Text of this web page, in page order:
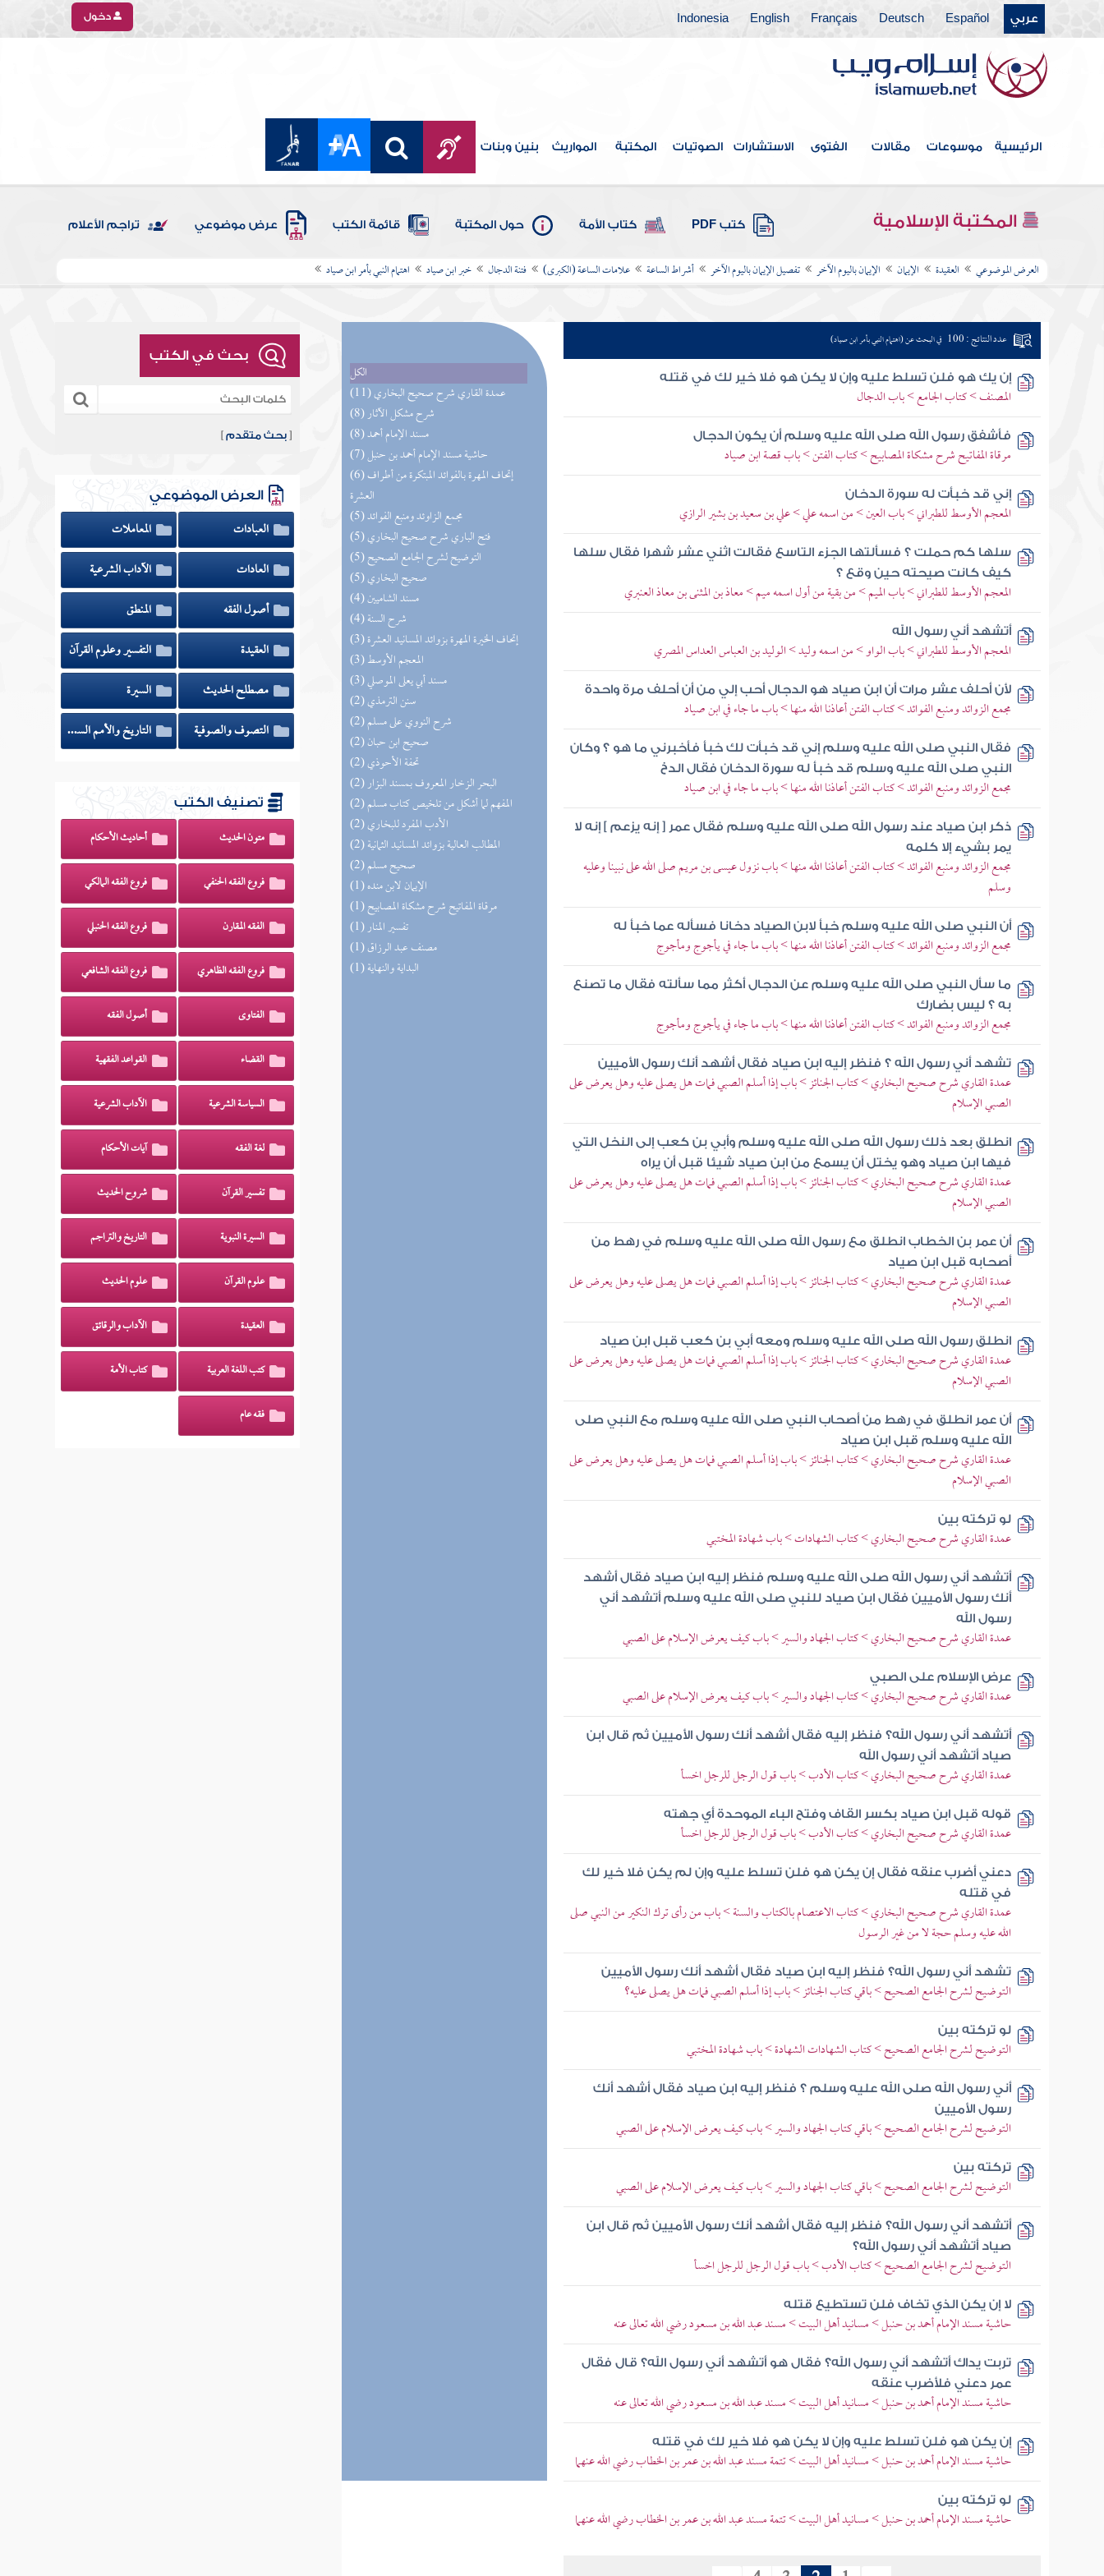
عربي Español
Deutsch
Français
English
Indonesia دخول
الرئيسية موسوعات مقالات الفتوى الاستشارات الصوتيات المكتبة المواريث بنين وبنات
المكتبة الإسلامية كتب PDF كتاب الأمة حول المكتبة قائمة الكتب عرض موضوعي تراجم الأعلام
العرض الموضوعي العقيدة الإيمان الإيمان باليوم الآخر تفصيل الإيمان باليوم الآخر أشراط الساعة علامات الساعة (الكبرى) فتنة الدجال خبر ابن صياد اهتمام النبي بأمر ابن صياد
الكل
(11) عمدة القاري شرح صحيح البخاري
(8) شرح مشكل الآثار
(8) مسند الإمام أحمد
(7) حاشية مسند الإمام أحمد بن حنبل
(6) إتحاف المهرة بالفوائد المبتكرة من أطراف
العشرة
(5) مجمع الزاوئد ومنبع الفوائد
(5) فتح الباري شرح صحيح البخاري
(5) التوضيح لشرح الجامع الصحيح
(5) صحيح البخاري
(4) مسند الشاميين
(4) شرح السنة
(3) إتحاف الخيرة المهرة بزوائد المسانيد العشرة
(3) المعجم الأوسط
(3) مسند أبي يعلى الموصلي
(2) سنن الترمذي
(2) شرح النووي على مسلم
(2) صحيح ابن حبان
(2) تحفة الأحوذي
(2) البحر الزخار المعروف بمسند البزار
(2) المفهم لما أشكل من تلخيص كتاب مسلم
(2) الأدب المفرد للبخاري
(2) المطالب العالية بزوائد المسانيد الثمانية
(2) صحيح مسلم
(1) الإيمان لابن منده
(1) مرقاة المفاتيح شرح مشكاة المصابيح
(1) تفسير المنار
(1) مصنف عبد الرزاق
(1) البداية والنهاية
عدد النتائج : 100 في البحث عن (اهتمام النبي بأمر ابن صياد)
إن يك هو فلن تسلط عليه وإن لا يكن هو فلا خير لك في قتله
المصنف > كتاب الجامع > باب الدجال
فأشفق رسول الله صلى الله عليه وسلم أن يكون الدجال
مرقاة المفاتيح شرح مشكاة المصابيح > كتاب الفتن > باب قصة ابن صياد
إني قد خبأت له سورة الدخان
المعجم الأوسط للطبراني > باب العين > من اسمه علي > علي بن سعيد بن بشير الرازي
سلها كم حملت ؟ فسألتها الجزء التاسع فقالت اثني عشر شهرا فقال سلها
كيف كانت صيحته حين وقع ؟
المعجم الأوسط للطبراني > باب الميم > من بقية من أول اسمه ميم > معاذ بن المثنى بن معاذ العنبري
أتشهد أني رسول الله
المعجم الأوسط للطبراني > باب الواو > من اسمه وليد > الوليد بن العباس العداس المصري
لأن أحلف عشر مرات أن ابن صياد هو الدجال أحب إلي من أن أحلف مرة واحدة
مجمع الزوائد ومنبع الفوائد > كتاب الفتن أعاذنا الله منها > باب ما جاء في ابن صياد
فقال النبي صلى الله عليه وسلم إني قد خبأت لك خبأ فأخبرني ما هو ؟ وكان
النبي صلى الله عليه وسلم قد خبأ له سورة الدخان فقال الدخ
مجمع الزوائد ومنبع الفوائد > كتاب الفتن أعاذنا الله منها > باب ما جاء في ابن صياد
ذكر ابن صياد عند رسول الله صلى الله عليه وسلم فقال عمر [ إنه يزعم ] إنه لا
يمر بشيء إلا كلمه
مجمع الزوائد ومنبع الفوائد > كتاب الفتن أعاذنا الله منها > باب نزول عيسى بن مريم صلى الله على نبينا وعليه
وسلم
أن النبي صلى الله عليه وسلم خبأ لابن الصياد دخانا فسأله عما خبأ له
مجمع الزوائد ومنبع الفوائد > كتاب الفتن أعاذنا الله منها > باب ما جاء في يأجوج ومأجوج
ما سأل النبي صلى الله عليه وسلم عن الدجال أكثر مما سألته فقال ما تصنع
به ؟ ليس بضارك
مجمع الزوائد ومنبع الفوائد > كتاب الفتن أعاذنا الله منها > باب ما جاء في يأجوج ومأجوج
تشهد أني رسول الله ؟ فنظر إليه ابن صياد فقال أشهد أنك رسول الأميين
عمدة القاري شرح صحيح البخاري > كتاب الجنائز > باب إذا أسلم الصبي فمات هل يصلى عليه وهل يعرض على
الصبي الإسلام
انطلق بعد ذلك رسول الله صلى الله عليه وسلم وأبي بن كعب إلى النخل التي
فيها ابن صياد وهو يختل أن يسمع من ابن صياد شيئا قبل أن يراه
عمدة القاري شرح صحيح البخاري > كتاب الجنائز > باب إذا أسلم الصبي فمات هل يصلى عليه وهل يعرض على
الصبي الإسلام
أن عمر بن الخطاب انطلق مع رسول الله صلى الله عليه وسلم في رهط من
أصحابه قبل ابن صياد
عمدة القاري شرح صحيح البخاري > كتاب الجنائز > باب إذا أسلم الصبي فمات هل يصلى عليه وهل يعرض على
الصبي الإسلام
انطلق رسول الله صلى الله عليه وسلم ومعه أبي بن كعب قبل ابن صياد
عمدة القاري شرح صحيح البخاري > كتاب الجنائز > باب إذا أسلم الصبي فمات هل يصلى عليه وهل يعرض على
الصبي الإسلام
أن عمر انطلق في رهط من أصحاب النبي صلى الله عليه وسلم مع النبي صلى
الله عليه وسلم قبل ابن صياد
عمدة القاري شرح صحيح البخاري > كتاب الجنائز > باب إذا أسلم الصبي فمات هل يصلى عليه وهل يعرض على
الصبي الإسلام
لو تركته بين
عمدة القاري شرح صحيح البخاري > كتاب الشهادات > باب شهادة المختبي
أتشهد أني رسول الله صلى الله عليه وسلم فنظر إليه ابن صياد فقال أشهد
أنك رسول الأميين فقال ابن صياد للنبي صلى الله عليه وسلم أتشهد أني
رسول الله
عمدة القاري شرح صحيح البخاري > كتاب الجهاد والسير > باب كيف يعرض الإسلام على الصبي
عرض الإسلام على الصبي
عمدة القاري شرح صحيح البخاري > كتاب الجهاد والسير > باب كيف يعرض الإسلام على الصبي
أتشهد أني رسول الله؟ فنظر إليه فقال أشهد أنك رسول الأميين ثم قال ابن
صياد أتشهد أني رسول الله
عمدة القاري شرح صحيح البخاري > كتاب الأدب > باب قول الرجل للرجل اخسأ
قوله قبل ابن صياد بكسر القاف وفتح الباء الموحدة أي جهته
عمدة القاري شرح صحيح البخاري > كتاب الأدب > باب قول الرجل للرجل اخسأ
دعني أضرب عنقه فقال إن يكن هو فلن تسلط عليه وإن لم يكن فلا خير لك
في قتله
عمدة القاري شرح صحيح البخاري > كتاب الاعتصام بالكتاب والسنة > باب من رأى ترك النكير من النبي صلى
الله عليه وسلم حجة لا من غير الرسول
تشهد أني رسول الله؟ فنظر إليه ابن صياد فقال أشهد أنك رسول الأميين
التوضيح لشرح الجامع الصحيح > باقي كتاب الجنائز > باب إذا أسلم الصبي فمات هل يصلى عليه؟
لو تركته بين
التوضيح لشرح الجامع الصحيح > كتاب الشهادات الشهادة > باب شهادة المختبي
أني رسول الله صلى الله عليه وسلم ؟ فنظر إليه ابن صياد فقال أشهد أنك
رسول الأميين
التوضيح لشرح الجامع الصحيح > باقي كتاب الجهاد والسير > باب كيف يعرض الإسلام على الصبي
تركته بين
التوضيح لشرح الجامع الصحيح > باقي كتاب الجهاد والسير > باب كيف يعرض الإسلام على الصبي
أتشهد أني رسول الله؟ فنظر إليه فقال أشهد أنك رسول الأميين ثم قال ابن
صياد أتشهد أني رسول الله؟
التوضيح لشرح الجامع الصحيح > كتاب الأدب > باب قول الرجل للرجل اخسأ
لا إن يكن الذي تخاف فلن تستطيع قتله
حاشية مسند الإمام أحمد بن حنبل > مسانيد أهل البيت > مسند عبد الله بن مسعود رضي الله تعالى عنه
تربت يداك أتشهد أني رسول الله؟ فقال هو أتشهد أني رسول الله؟ قال فقال
عمر دعني فلأضرب عنقه
حاشية مسند الإمام أحمد بن حنبل > مسانيد أهل البيت > مسند عبد الله بن مسعود رضي الله تعالى عنه
إن يكن هو فلن تسلط عليه وإن لا يكن هو فلا خير لك في قتله
حاشية مسند الإمام أحمد بن حنبل > مسانيد أهل البيت > تتمة مسند عبد الله بن عمر بن الخطاب رضي الله عنهما
لو تركته بين
حاشية مسند الإمام أحمد بن حنبل > مسانيد أهل البيت > تتمة مسند عبد الله بن عمر بن الخطاب رضي الله عنهما
بحث في الكتب
[بحث متقدم ]
العرض الموضوعي
العبادات
المعاملات
العادات
الآداب الشرعية
أصول الفقه
المنطق
العقيدة
التفسير وعلوم القرآن
مصطلح الحديث
السيرة
التصوف والصوفية
التاريخ والأمم السابقة
تصنيف الكتب
متون الحديث أحاديث الأحكام
فروع الفقه الحنفي فروع الفقه المالكي
الفقه المقارن فروع الفقه الحنبلي
فروع الفقه الظاهري فروع الفقه الشافعي
الفتاوى أصول الفقه
القضاء القواعد الفقهية
السياسة الشرعية الآداب الشرعية
لغة الفقه آيات الأحكام
تفسير القرآن شروح الحديث
السيرة النبوية التاريخ والتراجم
علوم القرآن علوم الحديث
العقيدة الآداب والرقائق
كتب اللغة العربية كتاب الأمة
فقه عام